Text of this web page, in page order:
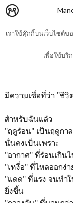
เราใช้คุ๊กกี้บนเว็บไซต์ข
เพื่อใช้บริ
การ
มีความเชื่อที่ว่า "ชีวิ
สำหรับฉันแล้ว
"ฤดูร้อน" เป็นฤดูกา
นั่นคงเป็นเพราะ
"อากาศ" ที่ร้อนเกิน
"เหงื่อ" ที่ไหลออกง่
"แดด" ที่แรง จนทำใ
ยิ่งขึ้น